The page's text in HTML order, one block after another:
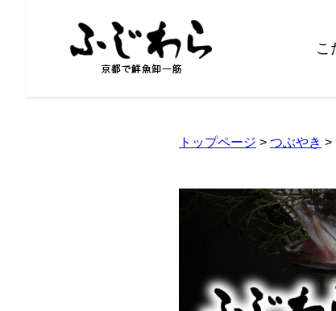
こ
トップページ > つぶやき >